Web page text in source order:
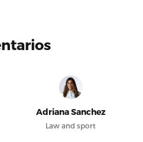
Adriana Sanchez
Law and sport